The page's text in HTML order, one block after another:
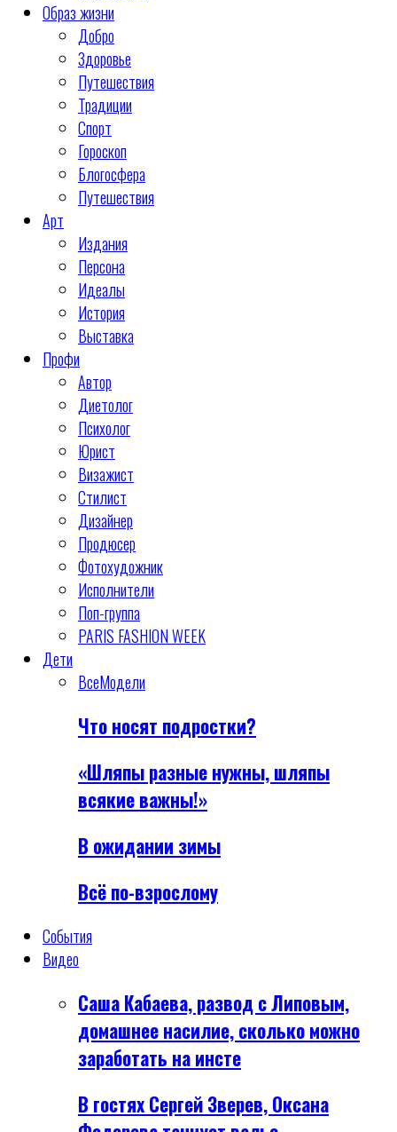
Образ жизни
Добро
Здоровье
Путешествия
Традиции
Спорт
Гороскоп
Блогосфера
Путешествия
Арт
Издания
Персона
Идеалы
История
Выставка
Профи
Автор
Диетолог
Психолог
Юрист
Визажист
Стилист
Дизайнер
Продюсер
Фотохудожник
Исполнители
Поп-группа
PARIS FASHION WEEK
Дети
ВсеМодели
Что носят подростки?
«Шляпы разные нужны, шляпы
всякие важны!»
В ожидании зимы
Всё по-взрослому
События
Видео
Саша Кабаева, развод с Липовым,
домашнее насилие, сколько можно
заработать на инсте
В гостях Сергей Зверев, Оксана